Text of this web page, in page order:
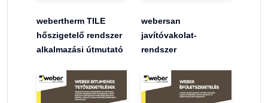
webertherm TILE
hőszigetelő rendszer
alkalmazási útmutató
webersan
javítóvakolat-
rendszer